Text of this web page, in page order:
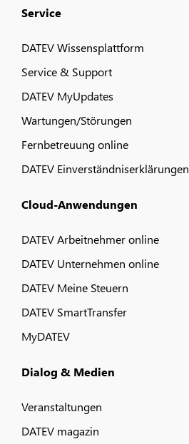
Service
DATEV Wissensplattform
Service & Support
DATEV MyUpdates
Wartungen/Störungen
Fernbetreuung online
DATEV Einverständniserklärungen
Cloud-Anwendungen
DATEV Arbeitnehmer online
DATEV Unternehmen online
DATEV Meine Steuern
DATEV SmartTransfer
MyDATEV
Dialog & Medien
Veranstaltungen
DATEV magazin